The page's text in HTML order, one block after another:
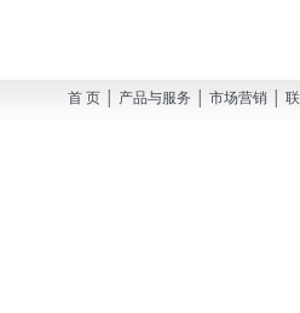
首 页 │ 产品与服务 │ 市场营销 │